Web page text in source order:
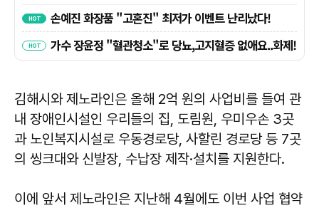
김해시와 제노라인은 올해 2억 원의 사업비를 들여 관
내 장애인시설인 우리들의 집, 도림원, 우미우손 3곳
과 노인복지시설로 우동경로당, 사할린 경로당 등 7곳
의 씽크대와 신발장, 수납장 제작·설치를 지원한다.
이에 앞서 제노라인은 지난해 4월에도 이번 사업 협약